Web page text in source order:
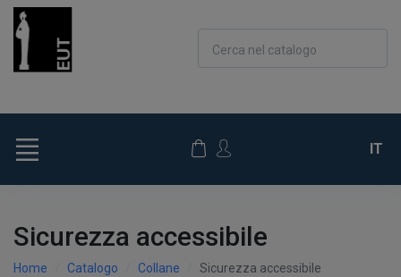
Cerca nel catalogo
IT
Sicurezza accessibile
Home Catalogo Collane Sicurezza accessibile